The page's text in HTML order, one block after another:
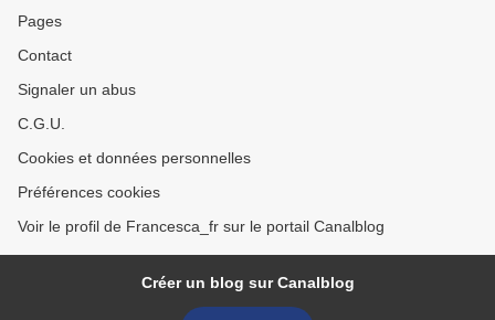
Pages
Contact
Signaler un abus
C.G.U.
Cookies et données personnelles
Préférences cookies
Voir le profil de Francesca_fr sur le portail Canalblog
Créer un blog sur Canalblog